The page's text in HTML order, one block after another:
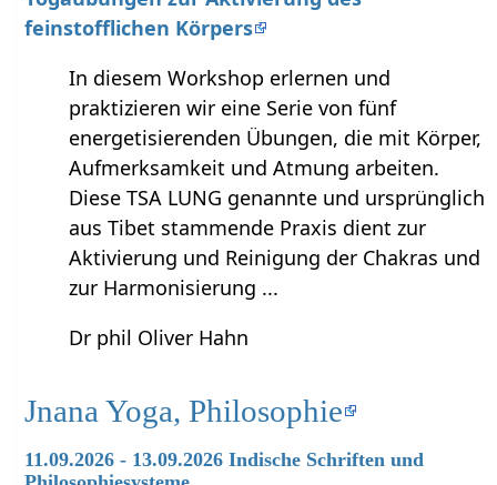
feinstofflichen Körpers
In diesem Workshop erlernen und
praktizieren wir eine Serie von fünf
energetisierenden Übungen, die mit Körper,
Aufmerksamkeit und Atmung arbeiten.
Diese TSA LUNG genannte und ursprünglich
aus Tibet stammende Praxis dient zur
Aktivierung und Reinigung der Chakras und
zur Harmonisierung ...
Dr phil Oliver Hahn
Jnana Yoga, Philosophie
11.09.2026 - 13.09.2026 Indische Schriften und